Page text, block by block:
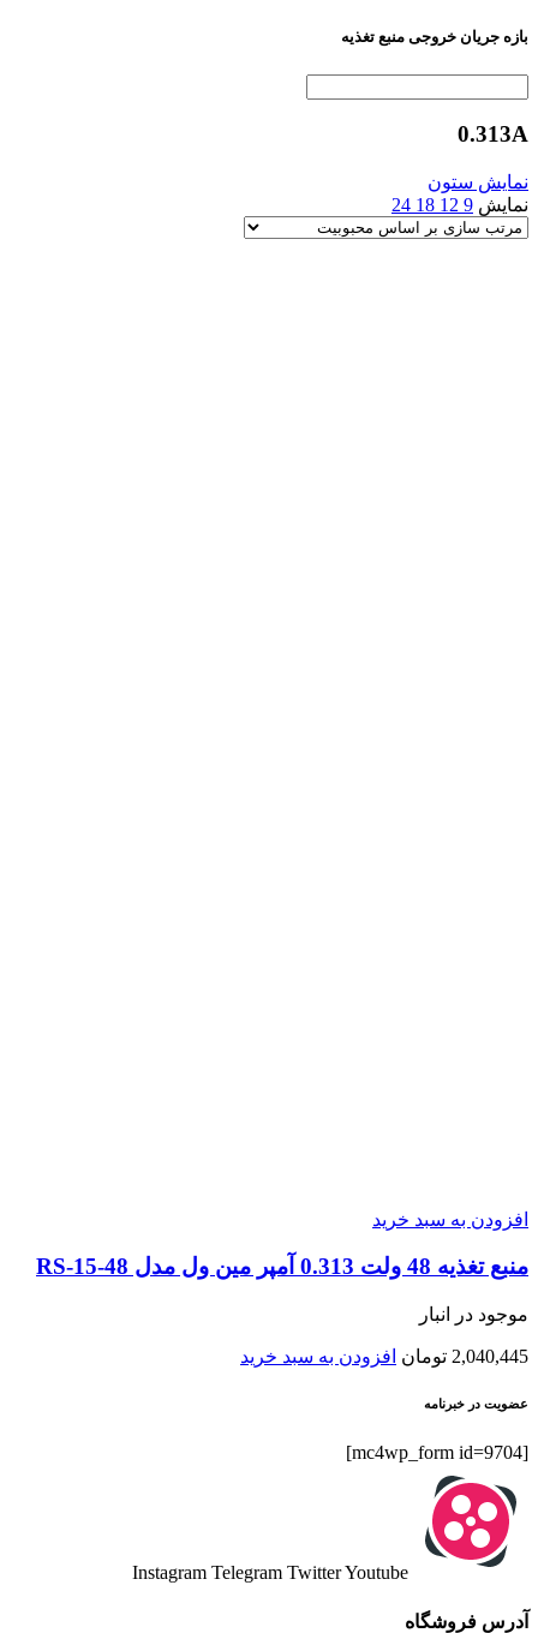
بازه جریان خروجی منبع تغذیه
0.313A
نمایش ستون
نمایش 9
12
18
24
افزودن به سبد خرید
منبع تغذیه 48 ولت 0.313 آمپر مین ول مدل RS-15-48
موجود در انبار
2,040,445 تومان افزودن به سبد خرید
عضویت در خبرنامه
[mc4wp_form id=9704]
Instagram Telegram TwitterYoutube
آدرس فروشگاه